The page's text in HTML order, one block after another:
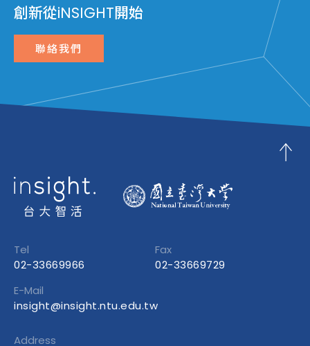
創新從iNSIGHT開始
聯絡我們
Tel
02-33669966
Fax
02-33669729
E-Mail
insight@insight.ntu.edu.tw
Address